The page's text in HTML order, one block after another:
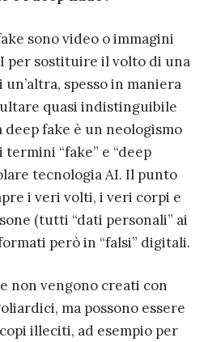
sono video o immagini
per sostituire il volto di una
spesso in maniera
quasi indistinguibile
deep fake è un neologismo
“fake” e “deep
tecnologia AI. Il punto
i veri volti, i veri corpi e
(tutti “dati personali” ai
però in “falsi” digitali.
non vengono creati con
ma possono essere
illeciti, ad esempio per